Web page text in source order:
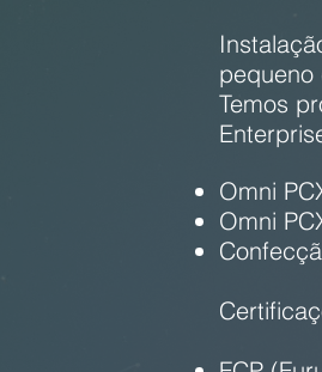
pequeno
Temos
Omni
Omni